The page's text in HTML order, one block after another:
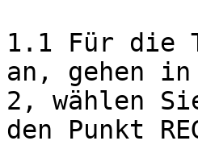
1.1 Für die
an, gehen in
2, wählen
den Punkt